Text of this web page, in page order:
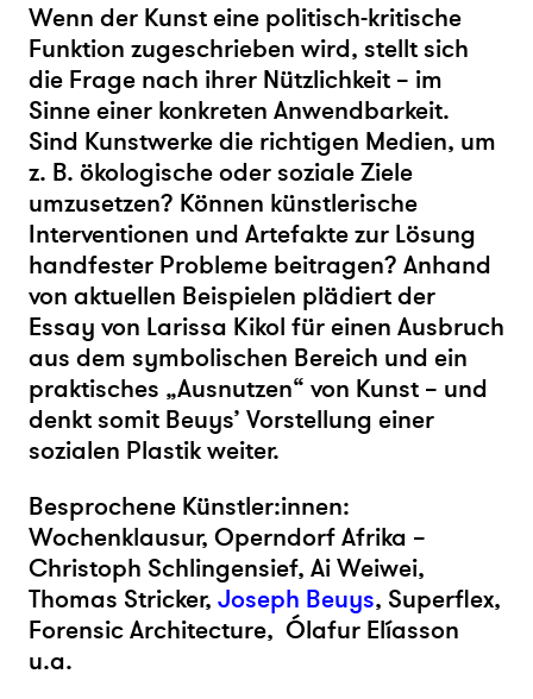
Wenn der Kunst eine politisch-kritische
Funktion zugeschrieben wird, stellt sich
die Frage nach ihrer Nützlichkeit – im
Sinne einer konkreten Anwendbarkeit.
Sind Kunstwerke die richtigen Medien, um
z. B. ökologische oder soziale Ziele
umzusetzen? Können künstlerische
Interventionen und Artefakte zur Lösung
handfester Probleme beitragen? Anhand
von aktuellen Beispielen plädiert der
Essay von Larissa Kikol für einen Ausbruch
aus dem symbolischen Bereich und ein
praktisches „Ausnutzen“ von Kunst – und
denkt somit Beuys’ Vorstellung einer
sozialen Plastik weiter.
Besprochene Künstler:innen:
Wochenklausur, Operndorf Afrika –
Christoph Schlingensief, Ai Weiwei,
Thomas Stricker, Joseph Beuys, Superflex,
Forensic Architecture, Ólafur Elíasson
u.a.